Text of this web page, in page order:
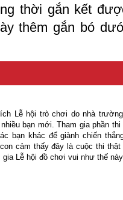
thời gắn kết
thêm gắn bó
Lễ hội trò chơi do nhà
nhiều bạn mới. Tham gia phần
bạn khác để giành chiến
cảm thấy đây là cuộc thi
Lễ hội đồ chơi vui như thế